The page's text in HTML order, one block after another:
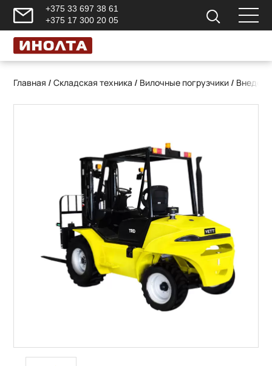
+375 33 697 38 61
+375 17 300 20 05
Главная /Складская техника / Вилочные погрузчики /